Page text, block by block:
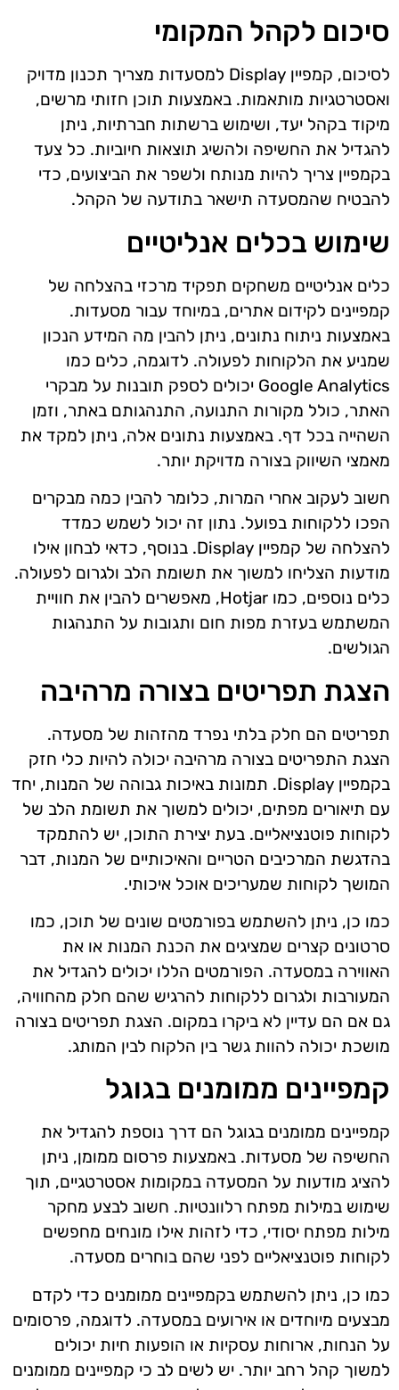
סיכום לקהל המקומי
לסיכום, קמפיין Display למסעדות מצריך תכנון מדויק
ואסטרטגיות מותאמות. באמצעות תוכן חזותי מרשים,
מיקוד בקהל יעד, ושימוש ברשתות חברתיות, ניתן
להגדיל את החשיפה ולהשיג תוצאות חיוביות. כל צעד
בקמפיין צריך להיות מנותח ולשפר את הביצועים, כדי
להבטיח שהמסעדה תישאר בתודעה של הקהל.
שימוש בכלים אנליטיים
כלים אנליטיים משחקים תפקיד מרכזי בהצלחה של
קמפיינים לקידום אתרים, במיוחד עבור מסעדות.
באמצעות ניתוח נתונים, ניתן להבין מה המידע הנכון
שמניע את הלקוחות לפעולה. לדוגמה, כלים כמו
Google Analytics יכולים לספק תובנות על מבקרי
האתר, כולל מקורות התנועה, התנהגותם באתר, וזמן
השהייה בכל דף. באמצעות נתונים אלה, ניתן למקד את
מאמצי השיווק בצורה מדויקת יותר.
חשוב לעקוב אחרי המרות, כלומר להבין כמה מבקרים
הפכו ללקוחות בפועל. נתון זה יכול לשמש כמדד
להצלחה של קמפיין Display. בנוסף, כדאי לבחון אילו
מודעות הצליחו למשוך את תשומת הלב ולגרום לפעולה.
כלים נוספים, כמו Hotjar, מאפשרים להבין את חוויית
המשתמש בעזרת מפות חום ותגובות על התנהגות
הגולשים.
הצגת תפריטים בצורה מרהיבה
תפריטים הם חלק בלתי נפרד מהזהות של מסעדה.
הצגת התפריטים בצורה מרהיבה יכולה להיות כלי חזק
בקמפיין Display. תמונות באיכות גבוהה של המנות, יחד
עם תיאורים מפתים, יכולים למשוך את תשומת הלב של
לקוחות פוטנציאליים. בעת יצירת התוכן, יש להתמקד
בהדגשת המרכיבים הטריים והאיכותיים של המנות, דבר
המושך לקוחות שמעריכים אוכל איכותי.
כמו כן, ניתן להשתמש בפורמטים שונים של תוכן, כמו
סרטונים קצרים שמציגים את הכנת המנות או את
האווירה במסעדה. הפורמטים הללו יכולים להגדיל את
המעורבות ולגרום ללקוחות להרגיש שהם חלק מהחוויה,
גם אם הם עדיין לא ביקרו במקום. הצגת תפריטים בצורה
מושכת יכולה להוות גשר בין הלקוח לבין המותג.
קמפיינים ממומנים בגוגל
קמפיינים ממומנים בגוגל הם דרך נוספת להגדיל את
החשיפה של מסעדות. באמצעות פרסום ממומן, ניתן
להציג מודעות על המסעדה במקומות אסטרטגיים, תוך
שימוש במילות מפתח רלוונטיות. חשוב לבצע מחקר
מילות מפתח יסודי, כדי לזהות אילו מונחים מחפשים
לקוחות פוטנציאליים לפני שהם בוחרים מסעדה.
כמו כן, ניתן להשתמש בקמפיינים ממומנים כדי לקדם
מבצעים מיוחדים או אירועים במסעדה. לדוגמה, פרסומים
על הנחות, ארוחות עסקיות או הופעות חיות יכולים
למשוך קהל רחב יותר. יש לשים לב כי קמפיינים ממומנים